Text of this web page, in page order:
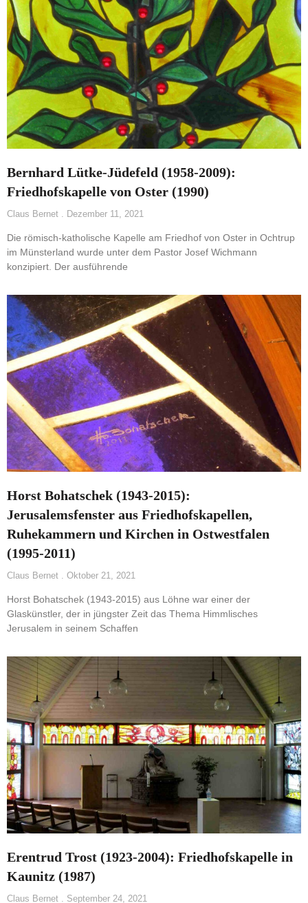
Bernhard Lütke-Jüdefeld (1958-2009):
Friedhofskapelle von Oster (1990)
Claus Bernet Dezember 11, 2021
Die römisch-katholische Kapelle am Friedhof von Oster in Ochtrup
im Münsterland wurde unter dem Pastor Josef Wichmann
konzipiert. Der ausführende
Horst Bohatschek (1943-2015):
Jerusalemsfenster aus Friedhofskapellen,
Ruhekammern und Kirchen in Ostwestfalen
(1995-2011)
Claus Bernet Oktober 21, 2021
Horst Bohatschek (1943-2015) aus Löhne war einer der
Glaskünstler, der in jüngster Zeit das Thema Himmlisches
Jerusalem in seinem Schaffen
Erentrud Trost (1923-2004): Friedhofskapelle in
Kaunitz (1987)
Claus Bernet September 24, 2021